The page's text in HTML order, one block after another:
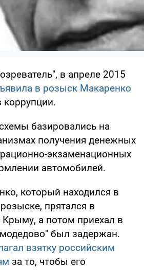
в апреле 2015
в розыск Макаренко
базировались на
получения денежных
экзаменационных
автомобилей.
который находился в
прятался в
а потом приехал в
был задержан.
взятку российским
за то, чтобы его